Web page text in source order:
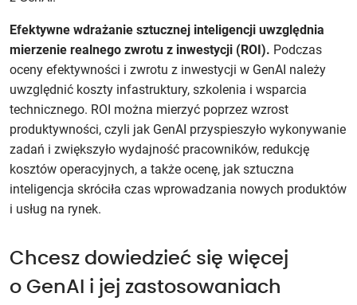
Efektywne wdrażanie sztucznej inteligencji uwzględnia
mierzenie realnego zwrotu z inwestycji (ROI). Podczas
oceny efektywności i zwrotu z inwestycji w GenAI należy
uwzględnić koszty infastruktury, szkolenia i wsparcia
technicznego. ROI można mierzyć poprzez wzrost
produktywności, czyli jak GenAI przyspieszyło wykonywanie
zadań i zwiększyło wydajność pracowników, redukcję
kosztów operacyjnych, a także ocenę, jak sztuczna
inteligencja skróciła czas wprowadzania nowych produktów
i usług na rynek.
Chcesz dowiedzieć się więcej
o GenAI i jej zastosowaniach